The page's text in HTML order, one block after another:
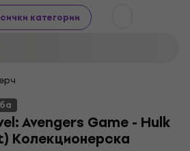
категории
Avengers Game - Hulk
Колекционерска